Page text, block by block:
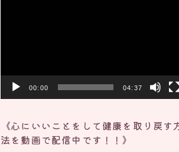
00:00 04:37
《心にいいことをして健康を取り戻す
法を動画で配信中です！！》